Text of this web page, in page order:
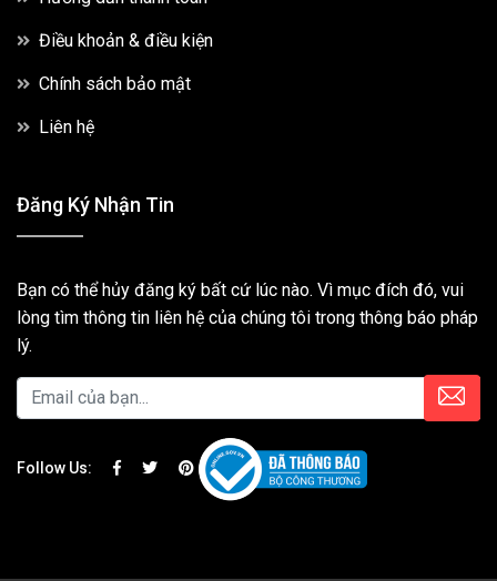
Điều khoản & điều kiện
Chính sách bảo mật
Liên hệ
Đăng Ký Nhận Tin
Bạn có thể hủy đăng ký bất cứ lúc nào. Vì mục đích đó, vui
lòng tìm thông tin liên hệ của chúng tôi trong thông báo pháp
lý.
Follow Us: